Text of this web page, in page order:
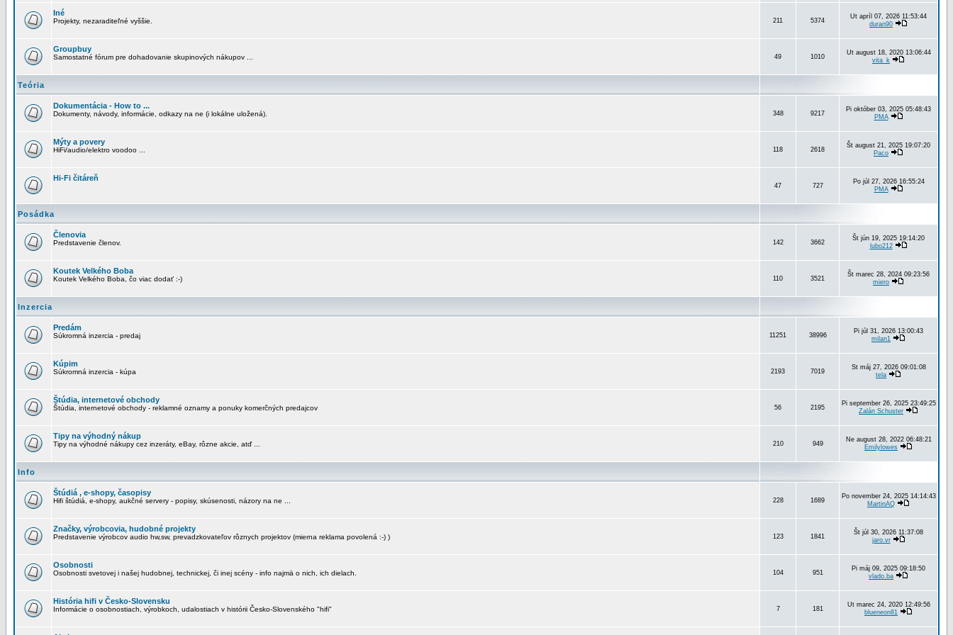
Iné
Projekty, nezaraditeľné vyššie. 211 5374
Ut apríl 07, 2026 11:53:44
duran90
Groupbuy
Samostatné fórum pre dohadovanie skupinových nákupov ... 49 1010
Ut august 18, 2020 13:06:44
vita_k
Teória
Dokumentácia - How to ...
Dokumenty, návody, informácie, odkazy na ne (i lokálne uložená). 348 9217
Pi október 03, 2025 05:48:43
PMA
Mýty a povery
HiFi/audio/elektro voodoo ... 118 2618
Št august 21, 2025 19:07:20
Paco
Hi-Fi čitáreň
47 727
Po júl 27, 2026 16:55:24
PMA
Posádka
Členovia
Predstavenie členov. 142 3662
Št jún 19, 2025 19:14:20
lubo212
Koutek Velkého Boba
Koutek Velkého Boba, čo viac dodať :-) 110 3521
Št marec 28, 2024 09:23:56
miero
Inzercia
Predám
Súkromná inzercia - predaj 11251 38996
Pi júl 31, 2026 13:00:43
milan1
Kúpim
Súkromná inzercia - kúpa 2193 7019
St máj 27, 2026 09:01:08
tela
Štúdia, internetové obchody
Štúdia, internetové obchody - reklamné oznamy a ponuky komerčných predajcov 56 2195
Pi september 26, 2025 23:49:25
Zalán Schuster
Tipy na výhodný nákup
Tipy na výhodné nákupy cez inzeráty, eBay, rôzne akcie, atď ... 210 949
Ne august 28, 2022 06:48:21
Emilylowes
Info
Štúdiá , e-shopy, časopisy
Hifi štúdiá, e-shopy, aukčné servery - popisy, skúsenosti, názory na ne ... 228 1689
Po november 24, 2025 14:14:43
MartinAQ
Značky, výrobcovia, hudobné projekty
Predstavenie výrobcov audio hw,sw, prevadzkovateľov rôznych projektov (mierna reklama povolená :-) ) 123 1841
Št júl 30, 2026 11:37:08
jaro.vr
Osobnosti
Osobnosti svetovej i našej hudobnej, technickej, či inej scény - info najmä o nich, ich dielach. 104 951
Pi máj 09, 2025 09:18:50
vlado.ba
História hifi v Česko-Slovensku
Informácie o osobnostiach, výrobkoch, udalostiach v histórii Česko-Slovenského "hifi" 7 181
Ut marec 24, 2020 12:49:56
blueneon81